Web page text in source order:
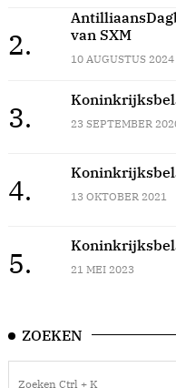
2.
van SXM
10 AUGUSTUS 2024
3. 23 SEPTEMBER
4. 13 OKTOBER 2021
5. 21 MEI 2023
ZOEKEN